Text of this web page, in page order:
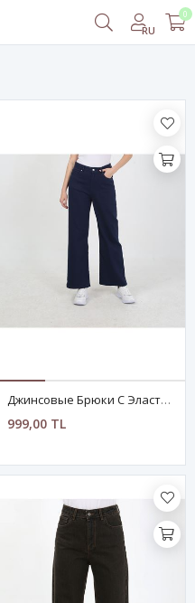
RU
0
Джинсовые Брюки С Эластичной Талией – Тёмно-Синие
999,00 TL